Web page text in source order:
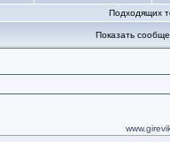
Подходящих
Показать